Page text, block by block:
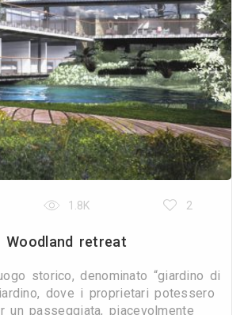
1.8K 2
Woodland retreat
storico, denominato “giardino di
dove i proprietari potessero
un passeggiata, piacevolmente